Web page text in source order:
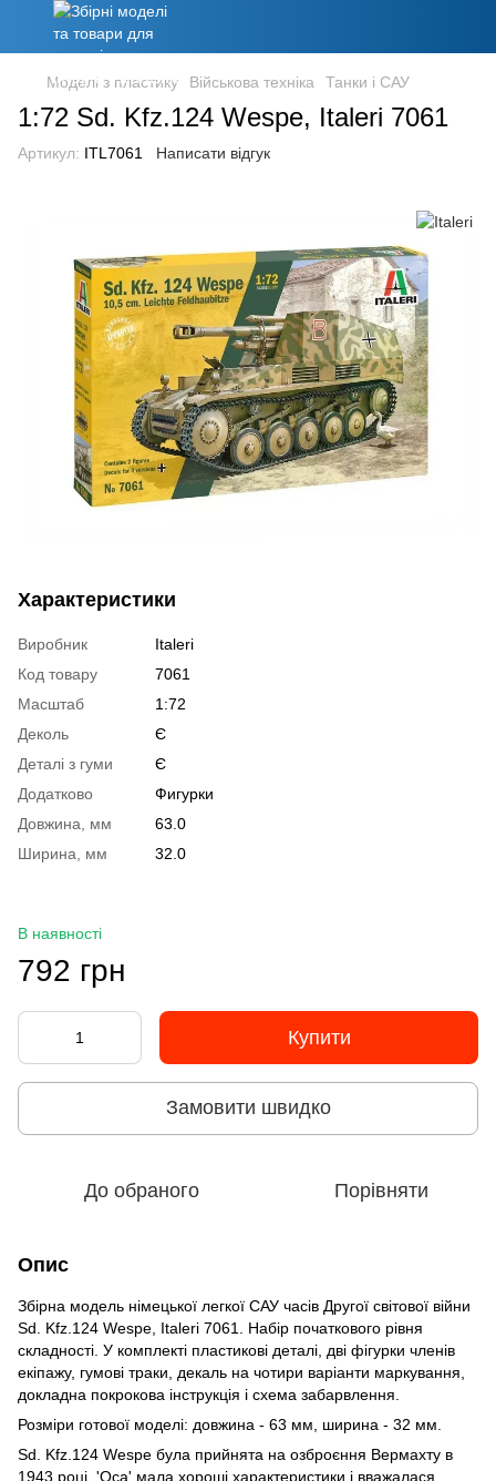
Моделі з пластику Військова техніка Танки і САУ
1:72 Sd. Kfz.124 Wespe, Italeri 7061
Артикул: ITL7061 Написати відгук
Характеристики
Виробник
Italeri
Код товару
7061
Масштаб
1:72
Деколь
Є
Деталі з гуми
Є
Додатково
Фигурки
Довжина, мм
63.0
Ширина, мм
32.0
В наявності
792 грн
Купити
Замовити швидко
До обраного Порівняти
Опис
Збірна модель німецької легкої САУ часів Другої світової війни
Sd. Kfz.124 Wespe, Italeri 7061. Набір початкового рівня
складності. У комплекті пластикові деталі, дві фігурки членів
екіпажу, гумові траки, декаль на чотири варіанти маркування,
докладна покрокова інструкція і схема забарвлення.
Розміри готової моделі: довжина - 63 мм, ширина - 32 мм.
Sd. Kfz.124 Wespe була прийнята на озброєння Вермахту в
1943 році. 'Оса' мала хороші характеристики і вважалася